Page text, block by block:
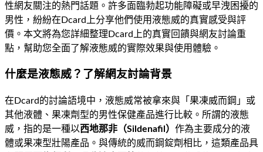
性網友關注的熱門話題。許多面臨勃起功能障礙或早洩困擾的
男性，紛紛在Dcard上分享他們使用液態威的真實感受與評
價。本文將為您詳細整理Dcard上的真實回饋與網友討論重
點，幫助您全面了解液態威的實際效果與使用體驗。
什麼是液態威？了解網友討論背景
在Dcard的討論語境中，液態威常被拿來與「果凍威而鋼」或
其他液體、果凍劑型的男性保健產品進行比較。所謂的液態
威，指的是一種以西地那非（Sildenafil） 作為主要成分的液
體或果凍型壯陽產品。與傳統的威而鋼錠劑相比，這類產品具